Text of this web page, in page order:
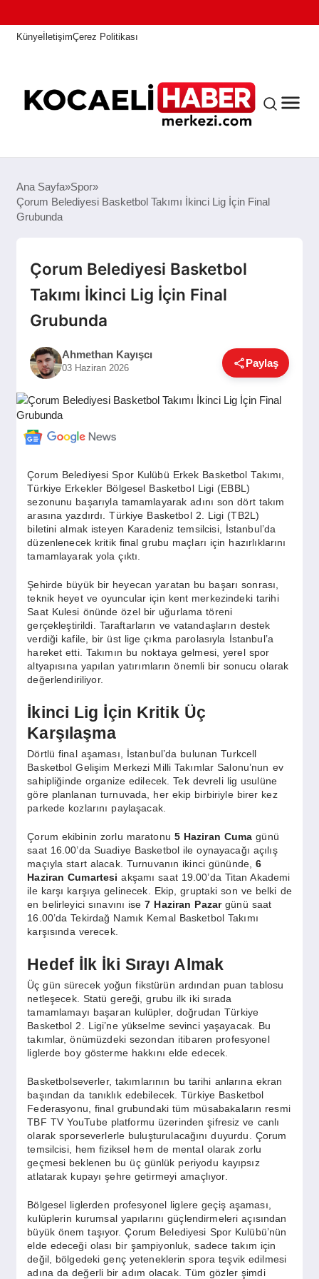
KünyeİletişimÇerez Politikası
ANASAYFA
EĞITIM
EKONOMI
DÜNYA
SAĞLIK
SPOR
Ana Sayfa Spor
Çorum Belediyesi Basketbol Takımı İkinci Lig İçin Final
Grubunda
Çorum Belediyesi Basketbol
Takımı İkinci Lig İçin Final
Grubunda
Ahmethan Kayışcı
03 Haziran 2026 Paylaş
Çorum Belediyesi Spor Kulübü Erkek Basketbol Takımı,
Türkiye Erkekler Bölgesel Basketbol Ligi (EBBL)
sezonunu başarıyla tamamlayarak adını son dört takım
arasına yazdırdı. Türkiye Basketbol 2. Ligi (TB2L)
biletini almak isteyen Karadeniz temsilcisi, İstanbul’da
düzenlenecek kritik final grubu maçları için hazırlıklarını
tamamlayarak yola çıktı.
Şehirde büyük bir heyecan yaratan bu başarı sonrası,
teknik heyet ve oyuncular için kent merkezindeki tarihi
Saat Kulesi önünde özel bir uğurlama töreni
gerçekleştirildi. Taraftarların ve vatandaşların destek
verdiği kafile, bir üst lige çıkma parolasıyla İstanbul’a
hareket etti. Takımın bu noktaya gelmesi, yerel spor
altyapısına yapılan yatırımların önemli bir sonucu olarak
değerlendiriliyor.
İkinci Lig İçin Kritik Üç
Karşılaşma
Dörtlü final aşaması, İstanbul’da bulunan Turkcell
Basketbol Gelişim Merkezi Milli Takımlar Salonu’nun ev
sahipliğinde organize edilecek. Tek devreli lig usulüne
göre planlanan turnuvada, her ekip birbiriyle birer kez
parkede kozlarını paylaşacak.
Çorum ekibinin zorlu maratonu 5 Haziran Cuma günü
saat 16.00’da Suadiye Basketbol ile oynayacağı açılış
maçıyla start alacak. Turnuvanın ikinci gününde,6
Haziran Cumartesi akşamı saat 19.00’da Titan Akademi
ile karşı karşıya gelinecek. Ekip, gruptaki son ve belki de
en belirleyici sınavını ise7 Haziran Pazargünü saat
16.00’da Tekirdağ Namık Kemal Basketbol Takımı
karşısında verecek.
Hedef İlk İki Sırayı Almak
Üç gün sürecek yoğun fikstürün ardından puan tablosu
netleşecek. Statü gereği, grubu ilk iki sırada
tamamlamayı başaran kulüpler, doğrudan Türkiye
Basketbol 2. Ligi’ne yükselme sevinci yaşayacak. Bu
takımlar, önümüzdeki sezondan itibaren profesyonel
liglerde boy gösterme hakkını elde edecek.
Basketbolseverler, takımlarının bu tarihi anlarına ekran
başından da tanıklık edebilecek. Türkiye Basketbol
Federasyonu, final grubundaki tüm müsabakaların resmi
TBF TV YouTube platformu üzerinden şifresiz ve canlı
olarak sporseverlerle buluşturulacağını duyurdu. Çorum
temsilcisi, hem fiziksel hem de mental olarak zorlu
geçmesi beklenen bu üç günlük periyodu kayıpsız
atlatarak kupayı şehre getirmeyi amaçlıyor.
Bölgesel liglerden profesyonel liglere geçiş aşaması,
kulüplerin kurumsal yapılarını güçlendirmeleri açısından
büyük önem taşıyor. Çorum Belediyesi Spor Kulübü’nün
elde edeceği olası bir şampiyonluk, sadece takım için
değil, bölgedeki genç yeteneklerin spora teşvik edilmesi
adına da değerli bir adım olacak. Tüm gözler şimdi